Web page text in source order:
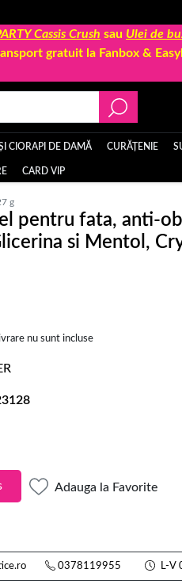
Cassis Crush sau Ulei de
gratuit la Fanbox &
CIORAPI DE DAMĂ CURĂȚENIE
CARD VIP
g
pentru fata, anti-
si Mentol,
nu sunt incluse
Adauga la Favorite
0378119955 L-V